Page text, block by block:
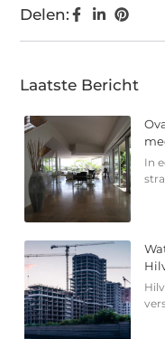
Delen:
Laatste Bericht
In